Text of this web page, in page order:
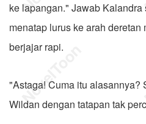
ke lapangan." Jawab
menatap lurus ke arah
berjajar rapi.
"Astaga! Cuma itu alasannya?
Wildan dengan tatapan tak